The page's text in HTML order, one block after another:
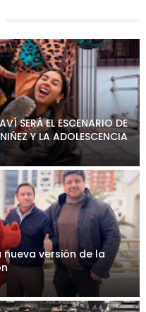
SERÁ EL ESCENARIO DE
Y LA ADOLESCENCIA
versión de la